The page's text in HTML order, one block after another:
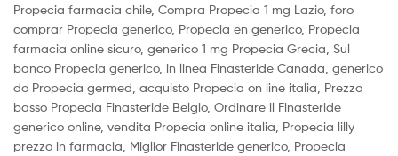
Propecia farmacia chile, Compra Propecia 1 mg Lazio, foro
comprar Propecia generico, Propecia en generico, Propecia
farmacia online sicuro, generico 1 mg Propecia Grecia, Sul
banco Propecia generico, in linea Finasteride Canada, generico
do Propecia germed, acquisto Propecia on line italia, Prezzo
basso Propecia Finasteride Belgio, Ordinare il Finasteride
generico online, vendita Propecia online italia, Propecia lilly
prezzo in farmacia, Miglior Finasteride generico, Propecia